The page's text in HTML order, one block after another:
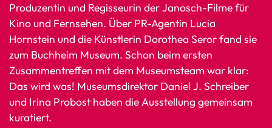
Produzentin und Regisseurin der Janosch-Filme für
Kino und Fernsehen. Über PR-Agentin Lucia
Hornstein und die Künstlerin Dorothea Seror fand sie
zum Buchheim Museum. Schon beim ersten
Zusammentreffen mit dem Museumsteam war klar:
Das wird was! Museumsdirektor Daniel J. Schreiber
und Irina Probost haben die Ausstellung gemeinsam
kuratiert.